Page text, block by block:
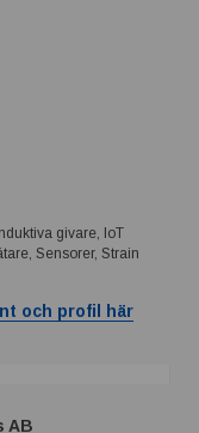
givare, IoT
Sensorer, Strain
och profil här
AB